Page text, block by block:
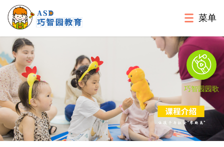
菜单
巧智园园歌